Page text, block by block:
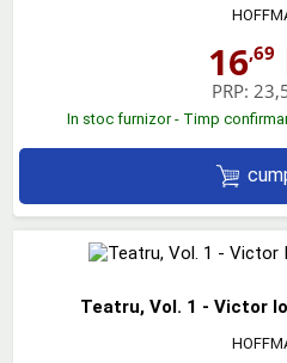
16,69
PRP:
In stoc furnizor - Timp
Teatru, Vol. 1 - Victor